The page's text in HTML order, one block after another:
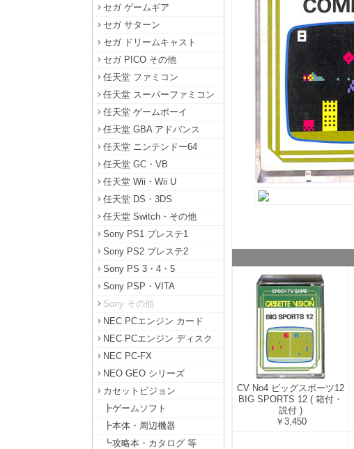
セガ ゲームギア
セガ サターン
セガ ドリームキャスト
セガ PICO その他
任天堂 ファミコン
任天堂 スーパーファミコン
任天堂 ゲームボーイ
任天堂 GBA アドバンス
任天堂 ニンテンドー64
任天堂 GC・VB
任天堂 Wii・Wii U
任天堂 DS・3DS
任天堂 Switch・その他
Sony PS1 プレステ1
Sony PS2 プレステ2
Sony PS 3・4・5
Sony PSP・VITA
Sony その他
NEC PCエンジン カード
NEC PCエンジン ディスク
NEC PC-FX
NEO GEO シリーズ
カセットビジョン
┣ゲームソフト
┣本体・周辺機器
┗攻略本・カタログ 等
CV No4 ビッグスポーツ12
BIG SPORTS 12 ( 箱付・
説付 )
￥3,450